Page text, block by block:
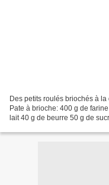
Des petits roulés briochés à
Pate à brioche: 400 g de
lait 40 g de beurre 50 g de